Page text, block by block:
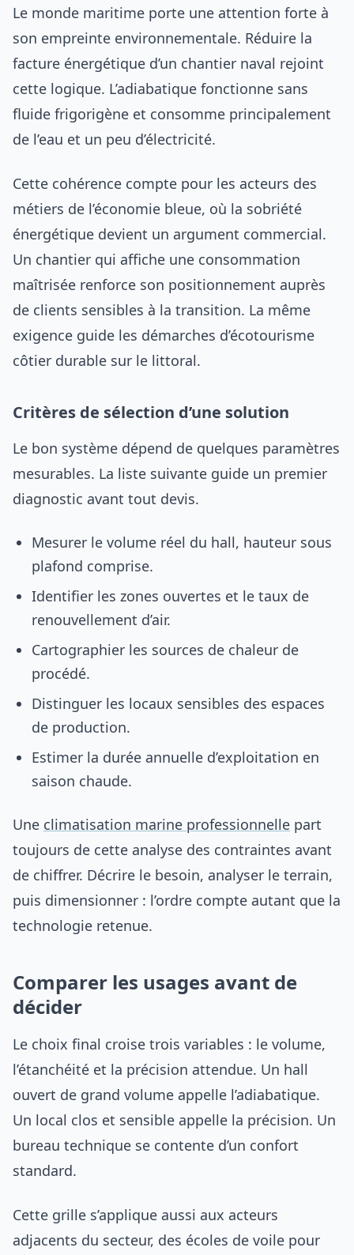
Le monde maritime porte une attention forte à
son empreinte environnementale. Réduire la
facture énergétique d’un chantier naval rejoint
cette logique. L’adiabatique fonctionne sans
fluide frigorigène et consomme principalement
de l’eau et un peu d’électricité.
Cette cohérence compte pour les acteurs des
métiers de l’économie bleue, où la sobriété
énergétique devient un argument commercial.
Un chantier qui affiche une consommation
maîtrisée renforce son positionnement auprès
de clients sensibles à la transition. La même
exigence guide les démarches d’écotourisme
côtier durable sur le littoral.
Critères de sélection d’une solution
Le bon système dépend de quelques paramètres
mesurables. La liste suivante guide un premier
diagnostic avant tout devis.
Mesurer le volume réel du hall, hauteur sous
plafond comprise.
Identifier les zones ouvertes et le taux de
renouvellement d’air.
Cartographier les sources de chaleur de
procédé.
Distinguer les locaux sensibles des espaces
de production.
Estimer la durée annuelle d’exploitation en
saison chaude.
Une climatisation marine professionnelle part
toujours de cette analyse des contraintes avant
de chiffrer. Décrire le besoin, analyser le terrain,
puis dimensionner : l’ordre compte autant que la
technologie retenue.
Comparer les usages avant de
décider
Le choix final croise trois variables : le volume,
l’étanchéité et la précision attendue. Un hall
ouvert de grand volume appelle l’adiabatique.
Un local clos et sensible appelle la précision. Un
bureau technique se contente d’un confort
standard.
Cette grille s’applique aussi aux acteurs
adjacents du secteur, des écoles de voile pour